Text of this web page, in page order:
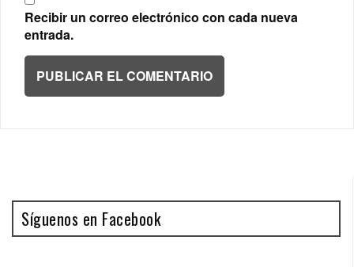
Recibir un correo electrónico con cada nueva
entrada.
Síguenos en Facebook